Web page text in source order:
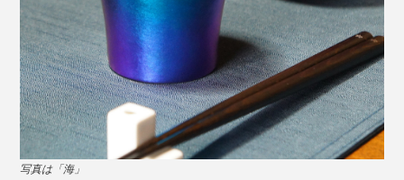
写真は「海」